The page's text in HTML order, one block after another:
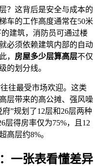
？这背后是安全与成本的
车的工作高度通常在50米
建筑，消防员可通过楼
必须依赖建筑内部的自动
， 房屋多少层算高层不仅
的划分线。
往最受市场欢迎。这类
层带来的高公摊、强风噪
”规划了12层和26层两种
层得房率仅为75%，且12
高层约8%。
一张表看懂差异